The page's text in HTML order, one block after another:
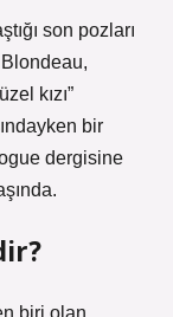
son pozları
kızı”
bir
dergisine
biri olan